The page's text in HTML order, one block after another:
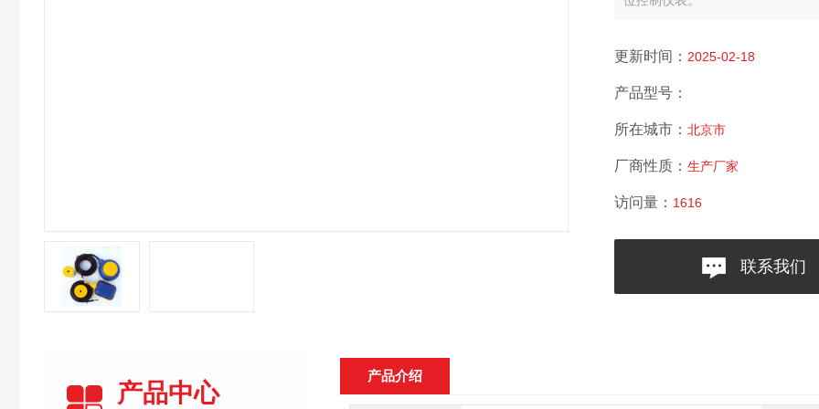
更新时间： 2025-02-18
产品型号：
所在城市： 北京市
厂商性质： 生产厂家
访问量： 1616
联系我们
产品中心
产品介绍